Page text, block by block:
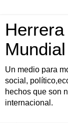
Mundial
Un medio para
social,
hechos que son
internacional.